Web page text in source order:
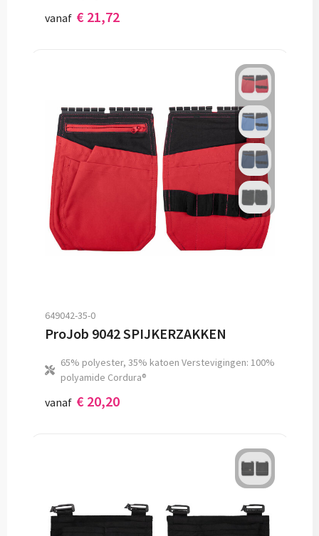
vanaf € 21,72
649042-35-0
ProJob 9042 SPIJKERZAKKEN
65% polyester, 35% katoen Verstevigingen: 100%
polyamide Cordura®
vanaf € 20,20